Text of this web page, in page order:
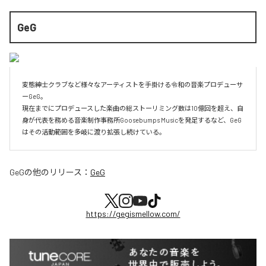
GeG
変態紳士クラブなど様々なアーティストを手掛ける令和の音楽プロデューサ
ーGeG。
現在までにプロデュースした楽曲の総ストーリミング数は10億回を超え、自
身が代表を務める音楽制作事務所Goosebumps Musicを発足するなど、GeG
はその活動範囲を多岐に渡り拡張し続けている。
GeGの他のリリース： GeG
https://gegismellow.com/